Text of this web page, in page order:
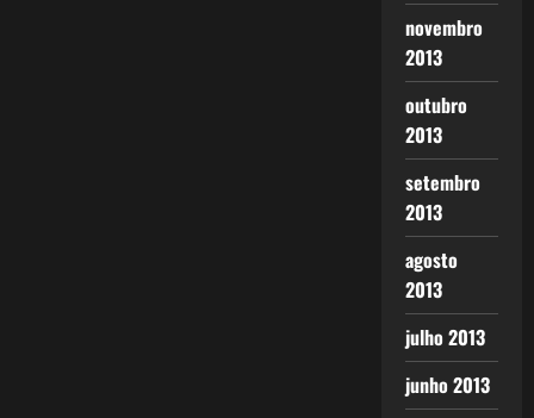
novembro
2013
outubro
2013
setembro
2013
agosto
2013
julho 2013
junho 2013